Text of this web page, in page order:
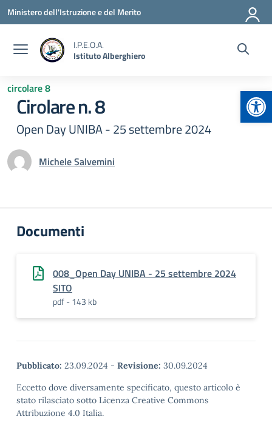
Vai ai contenuti
Vai al menu di navigazione
Vai al footer
Ministero dell'Istruzione e del Merito
I.P.E.O.A.
Istituto Alberghiero
circolare 8
Cirolare n. 8
Open Day UNIBA - 25 settembre 2024
Michele Salvemini
Documenti
008_Open Day UNIBA - 25 settembre 2024
SITO
pdf - 143 kb
Pubblicato: 23.09.2024 - Revisione: 30.09.2024
Eccetto dove diversamente specificato, questo articolo è
stato rilasciato sotto Licenza Creative Commons
Attribuzione 4.0 Italia.